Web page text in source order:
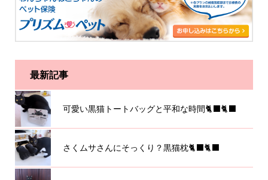
最新記事
可愛い黒猫トートバッグと平和な時間🐈‍⬛🐈‍⬛
さくムサさんにそっくり？黒猫枕🐈‍⬛🐈‍⬛